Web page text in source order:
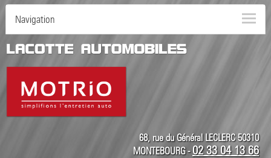
Navigation
68, rue du Général LECLERC 50310
MONTEBOURG -02 33 04 13 66